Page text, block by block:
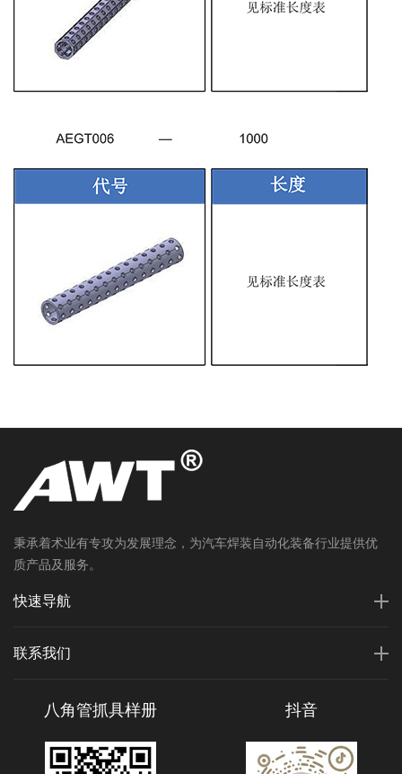
秉承着术业有专攻为发展理念，为汽车焊装自动化装备行业提供优
质产品及服务。
快速导航
联系我们
八角管抓具样册 抖音